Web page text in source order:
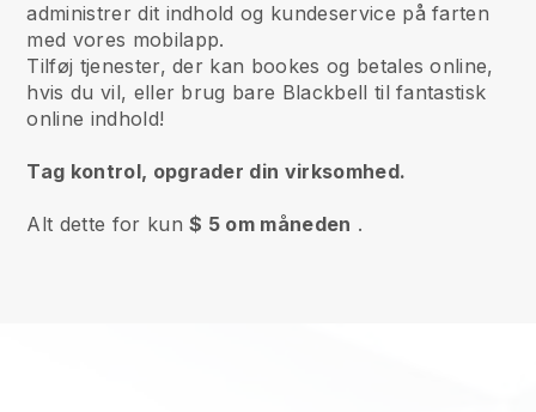
administrer dit indhold og kundeservice på farten
med vores mobilapp.
Tilføj tjenester, der kan bookes og betales online,
hvis du vil, eller brug bare Blackbell til fantastisk
online indhold!
Tag kontrol, opgrader din virksomhed.
Alt dette for kun$ 5 om måneden .